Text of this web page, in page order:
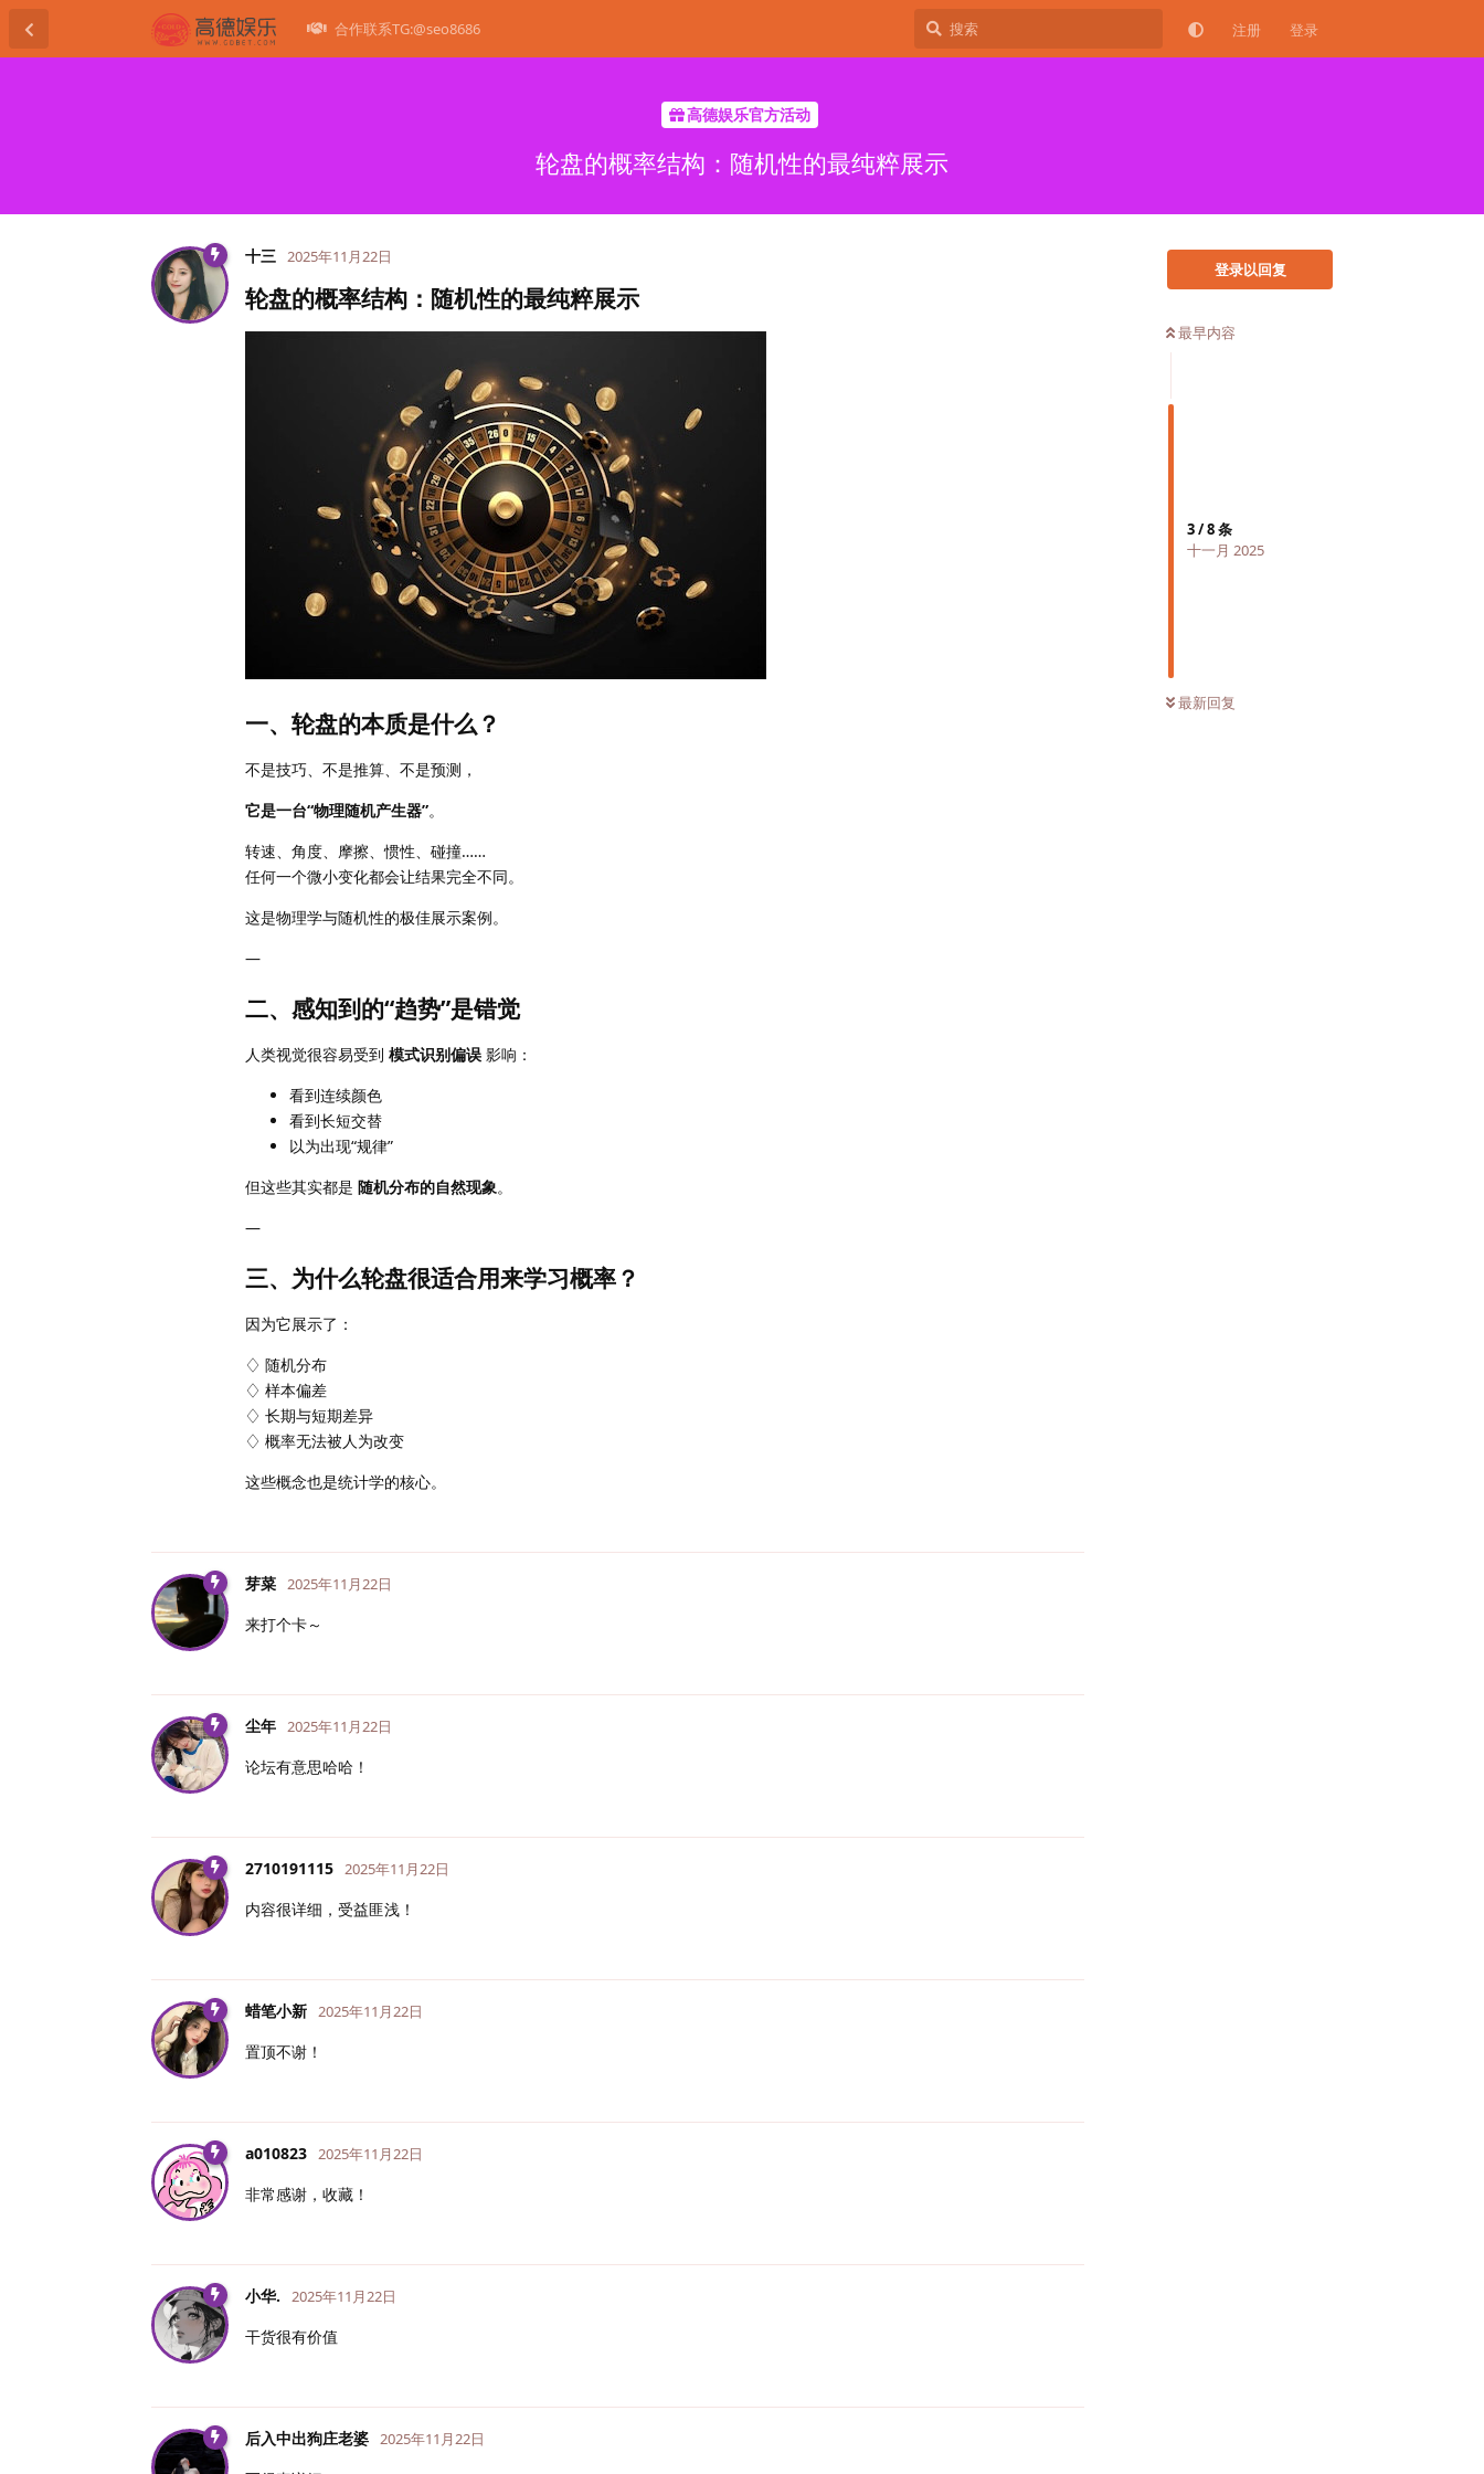
合作联系TG:@seo8686 注册 登录
高德娱乐官方活动
轮盘的概率结构：随机性的最纯粹展示
登录以回复
最早内容
3/8条
十一月 2025
最新回复
十三 2025年11月22日
轮盘的概率结构：随机性的最纯粹展示
一、轮盘的本质是什么？
不是技巧、不是推算、不是预测，
它是一台“物理随机产生器”。
转速、角度、摩擦、惯性、碰撞……
任何一个微小变化都会让结果完全不同。
这是物理学与随机性的极佳展示案例。
—
二、感知到的“趋势”是错觉
人类视觉很容易受到 模式识别偏误 影响：
看到连续颜色
看到长短交替
以为出现“规律”
但这些其实都是 随机分布的自然现象。
—
三、为什么轮盘很适合用来学习概率？
因为它展示了：
♢ 随机分布
♢ 样本偏差
♢ 长期与短期差异
♢ 概率无法被人为改变
这些概念也是统计学的核心。
芽菜 2025年11月22日
来打个卡～
尘年 2025年11月22日
论坛有意思哈哈！
2710191115 2025年11月22日
内容很详细，受益匪浅！
蜡笔小新 2025年11月22日
置顶不谢！
a010823 2025年11月22日
非常感谢，收藏！
小华.​ 2025年11月22日
干货很有价值
后入中出狗庄老婆 2025年11月22日